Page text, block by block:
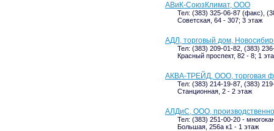
АВиК-СоюзКлимат, ООО
Тел: (383) 325-06-87 (факс),
Советская, 64 - 307; 3 этаж
АДЛ, торговый дом,
Тел: (383) 209-01-82, (383)
Красный проспект, 82 - 8; 1
АКВА-ТРЕЙД, ООО, торговая
Тел: (383) 214-19-87, (383)
Станционная, 2 - 2 этаж
АЛДиС, ООО,
Тел: (383) 251-00-20 -
Большая, 256а к1 - 1 этаж